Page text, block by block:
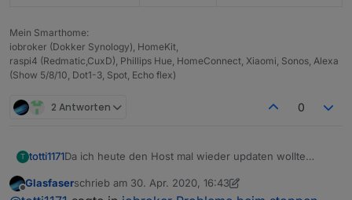
Mein Smarthome:
iobroker (Dokker Synology), HomeKit,
raspi4 (Redmatic,CuxD), Phillips Hue, HomeConnect, Xiaomi, Sonos, Alexa
(Show 5/8/10, Dot1-3, Spot, Echo flex)
2 Antworten 0
T totti1171Da ich heute den Host mal wieder updaten wollte
weg über die Console (iobroker stop) nicht mehr
mit "sudo iobroker stop" bekomme ich folgende
Offline
Glasfaserschrieb am 30. Apr. 2020, 16:43
zuletzt editiert von Glasfaser